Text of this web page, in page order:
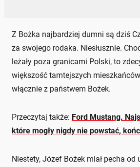
Z Bożka najbardziej dumni są dziś
za swojego rodaka. Niesłusznie.
leżały poza granicami Polski, to
większość tamtejszych
włącznie z państwem Bożek.
Przeczytaj także: Ford Mustang.
które mogły nigdy nie powstać,
Niestety, Józef Bożek miał pecha od